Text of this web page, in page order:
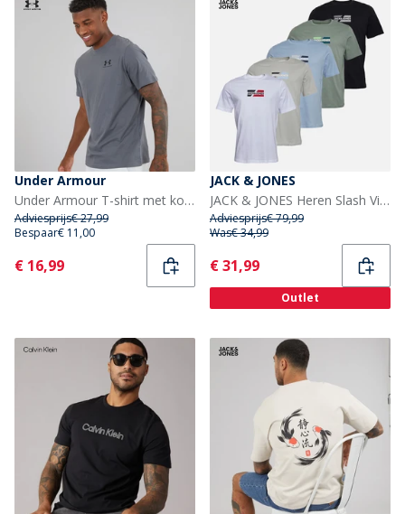
Under Armour
Under Armour T-shirt met korte mouwen voor Heren UA Sportstyle linker borst Castlerock/Zwart
Adviesprijs€ 27,99
Bespaar€ 11,00
Current
€ 16,99
JACK & JONES
JACK & JONES Heren Slash Vijf Pack T-shirts Bright White/Zwart/Cashmere Blue/Iceberg Green/Glacier Grey
Adviesprijs€ 79,99
Was€ 34,99
Current
€ 31,99
Outlet